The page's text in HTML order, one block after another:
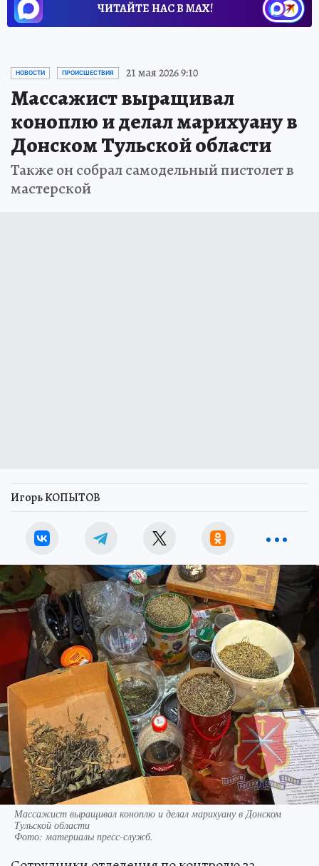
ЧИТАЙТЕ НАС В МАХ!
НОВОСТИ ПРОИСШЕСТВИЯ 21 мая 2026 9:10
Массажист выращивал
коноплю и делал марихуану в
Донском Тульской области
Также он собрал самодельный пистолет в
мастерской
Игорь КОПЫТОВ
Массажист выращивал коноплю и делал марихуану в Донском
Тульской области
Фото:материалы пресс-служб.